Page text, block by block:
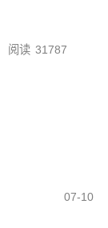
阅读 31787
07-10